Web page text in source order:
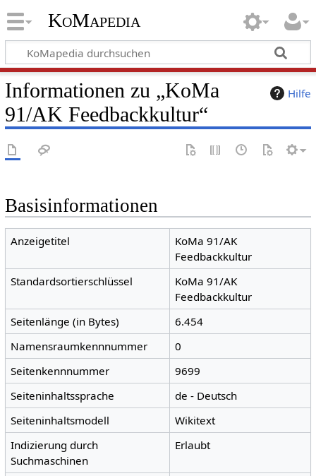
KoMapedia
Hilfe
Informationen zu „KoMa
91/AK Feedbackkultur“
Basisinformationen
Anzeigetitel
KoMa 91/AK
Feedbackkultur
Standardsortierschlüssel
KoMa 91/AK
Feedbackkultur
Seitenlänge (in Bytes)
6.454
Namensraumkennnummer
0
Seitenkennnummer
9699
Seiteninhaltssprache
de - Deutsch
Seiteninhaltsmodell
Wikitext
Indizierung durch
Suchmaschinen
Erlaubt